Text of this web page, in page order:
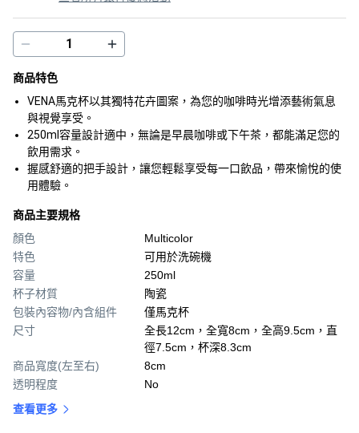
商品特色
VENA馬克杯以其獨特花卉圖案，為您的咖啡時光增添藝術氣息
與視覺享受。
250ml容量設計適中，無論是早晨咖啡或下午茶，都能滿足您的
飲用需求。
握感舒適的把手設計，讓您輕鬆享受每一口飲品，帶來愉悅的使
用體驗。
商品主要規格
顏色
Multicolor
特色
可用於洗碗機
容量
250ml
杯子材質
陶瓷
包裝內容物/內含組件
僅馬克杯
尺寸
全長12cm，全寬8cm，全高9.5cm，直
徑7.5cm，杯深8.3cm
商品寬度(左至右)
8cm
透明程度
No
查看更多